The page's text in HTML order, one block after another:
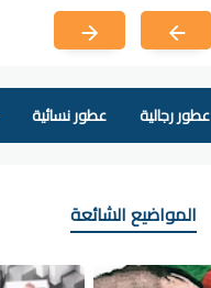
عطور رجالية عطور نسائية
المواضيع الشائعة